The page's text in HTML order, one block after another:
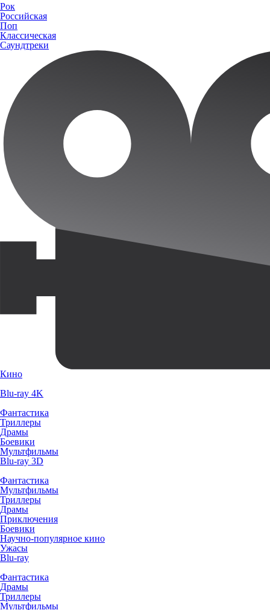
Рок
Российская
Поп
Классическая
Саундтреки
Кино
Blu-ray 4K
Фантастика
Триллеры
Драмы
Боевики
Мультфильмы
Blu-ray 3D
Фантастика
Мультфильмы
Триллеры
Драмы
Приключения
Боевики
Научно-популярное кино
Ужасы
Blu-ray
Фантастика
Драмы
Триллеры
Мультфильмы